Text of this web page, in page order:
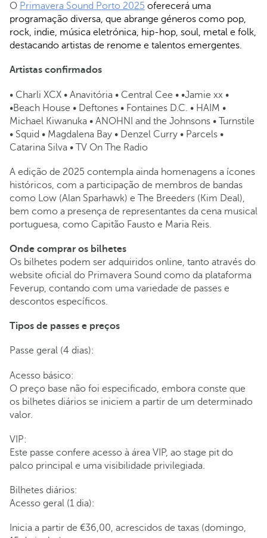
O Primavera Sound Porto 2025 oferecerá uma
programação diversa, que abrange géneros como pop,
rock, indie, música eletrónica, hip-hop, soul, metal e folk,
destacando artistas de renome e talentos emergentes.
Artistas confirmados
• Charli XCX • Anavitória • Central Cee • •Jamie xx •
•Beach House • Deftones • Fontaines D.C. • HAIM •
Michael Kiwanuka • ANOHNI and the Johnsons • Turnstile
• Squid • Magdalena Bay • Denzel Curry • Parcels •
Catarina Silva • TV On The Radio
A edição de 2025 contempla ainda homenagens a ícones
históricos, com a participação de membros de bandas
como Low (Alan Sparhawk) e The Breeders (Kim Deal),
bem como a presença de representantes da cena musical
portuguesa, como Capitão Fausto e Maria Reis.
Onde comprar os bilhetes
Os bilhetes podem ser adquiridos online, tanto através do
website oficial do Primavera Sound como da plataforma
Feverup, contando com uma variedade de passes e
descontos específicos.
Tipos de passes e preços
Passe geral (4 dias):
Acesso básico:
O preço base não foi especificado, embora conste que
os bilhetes diários se iniciem a partir de um determinado
valor.
VIP:
Este passe confere acesso à área VIP, ao stage pit do
palco principal e uma visibilidade privilegiada.
Bilhetes diários:
Acesso geral (1 dia):
Inicia a partir de €36,00, acrescidos de taxas (domingo,